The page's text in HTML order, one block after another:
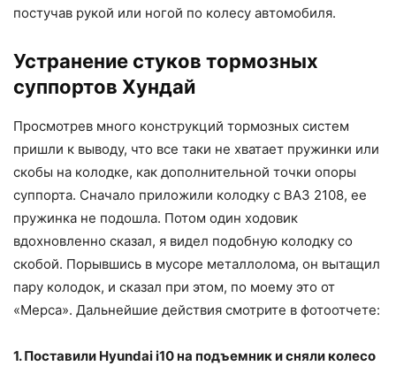
постучав рукой или ногой по колесу автомобиля.
Устранение стуков тормозных
суппортов Хундай
Просмотрев много конструкций тормозных систем
пришли к выводу, что все таки не хватает пружинки или
скобы на колодке, как дополнительной точки опоры
суппорта. Сначало приложили колодку с ВАЗ 2108, ее
пружинка не подошла. Потом один ходовик
вдохновленно сказал, я видел подобную колодку со
скобой. Порывшись в мусоре металлолома, он вытащил
пару колодок, и сказал при этом, по моему это от
«Мерса». Дальнейшие действия смотрите в фотоотчете:
1. Поставили Hyundai i10 на подъемник и сняли колесо